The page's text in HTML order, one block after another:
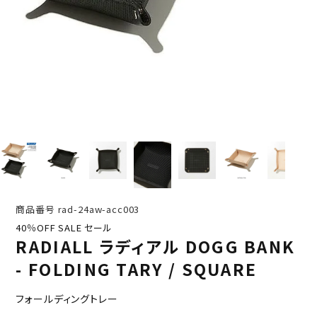
商品番号 rad-24aw-acc003
40％OFF SALE セール
RADIALL ラディアル DOGG BANK
- FOLDING TARY / SQUARE
フォールディングトレー